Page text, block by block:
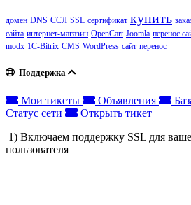
домен DNS ССЛ SSL сертификат купить
сайта интернет-магазин OpenCart Joomla перенос
modx 1C-Bitrix CMS WordPress сайт перенос
Поддержка
Мои тикеты Объявления
Статус сети
Открыть тикет
1) Включаем поддержку SSL для
пользователя